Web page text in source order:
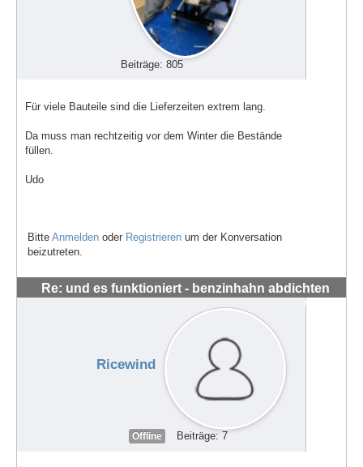
Beiträge: 805
Für viele Bauteile sind die Lieferzeiten extrem lang.
Da muss man rechtzeitig vor dem Winter die Bestände
füllen.
Udo
Bitte Anmelden oder Registrieren um der Konversation
beizutreten.
Re: und es funktioniert - benzinhahn abdichten
#62679
Ricewind
Offline Beiträge: 7